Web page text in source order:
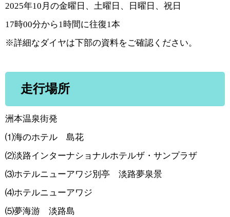
2025年10月の金曜日、土曜日、日曜日、祝日
17時00分から1時間に往復1本
※詳細なダイヤは下部の資料をご確認ください。
走行場所
洲本温泉街発
⑴海のホテル 島花
⑵淡路インターナショナルホテルザ・サンプラザ
⑶ホテルニューアワジ別亭 淡路夢泉景
⑷ホテルニューアワジ
⑸夢海游 淡路島